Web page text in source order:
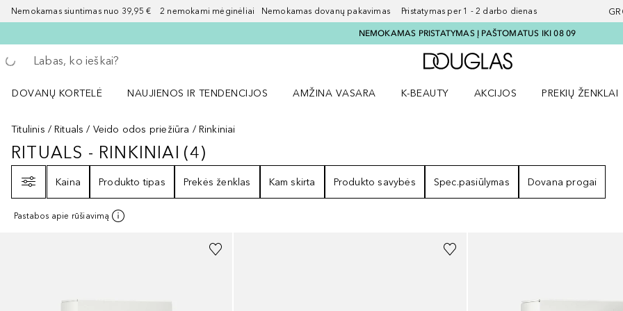
Nemokamas siuntimas nuo 39,95 € 2 nemokami mėginėliai Nemokamas dovanų pakavimas Pristatymas per 1 - 2 darbo dienas
NEMOKAMAS PRISTATYMAS Į PAŠTOMATUS IKI 08 09
Grįžk atgal
Vykdykite paiešką
Į Douglas pagrindinį
DOVANŲ KORTELĖ
NAUJIENOS IR TENDENCIJOS
AMŽINA VASARA
K-BEAUTY
AKCIJOS
PREKIŲ ŽENKLAI
Titulinis
Rituals Veido odos priežiūra Rinkiniai
RITUALS - RINKINIAI4
RITUALS - RINKINIAI (4)
Kaina
Produkto tipas Prekės ženklas Kam skirta Produkto savybės Spec.pasiūlymas Dovana progai
Pastabos apie rūšiavimą